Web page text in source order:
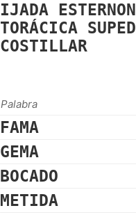
IJADA ESTERNON
TORÁCICA
COSTILLAR
Palabra
FAMA
GEMA
BOCADO
METIDA